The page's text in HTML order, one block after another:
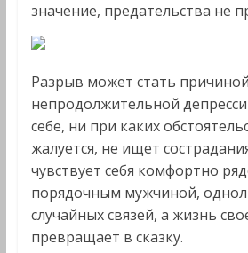
значение, предательства не
Разрыв может стать причиной
непродолжительной
себе, ни при каких
жалуется, не ищет
чувствует себя комфортно
порядочным мужчиной,
случайных связей, а жизнь
превращает в сказку.